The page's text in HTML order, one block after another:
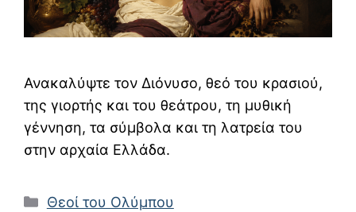
Ανακαλύψτε τον Διόνυσο, θεό του κρασιού,
της γιορτής και του θεάτρου, τη μυθική
γέννηση, τα σύμβολα και τη λατρεία του
στην αρχαία Ελλάδα.
Κατηγορίες
Θεοί του Ολύμπου